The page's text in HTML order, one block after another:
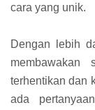
cara yang unik.
Dengan lebih
terhentikan dan
ada